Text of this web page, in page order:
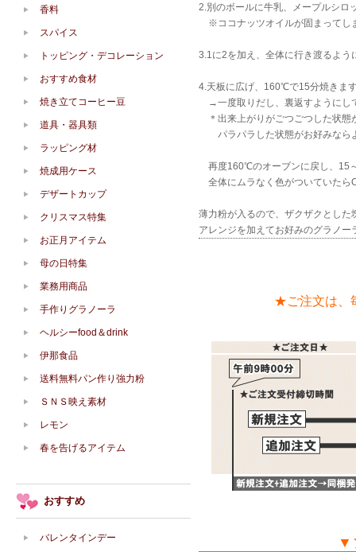
2.別のボールに牛乳、メープルシロ
※ココナッツオイルが固まってし
3.1に2を加え、全体に行き渡るよう
4.天板に広げ、160℃で15分焼きま
→一度取りだし、裏返すようにし
＊出来上がりがごつごつした状態
パラパラした状態がお好みなら
再度160℃のオーブンに戻し、15
全体にムラなく色がついていたら
薄力粉が入るので、ザクザクとした
アレンジを加えてお好みのグラノ
★ご注文は、
▼
香料
スパイス
トッピング・デコレーション
おすすめ食材
焼き立てコーヒー豆
道具・器具類
ラッピング材
焼成用ケース
デザートカップ
クリスマス特集
お正月アイテム
母の日特集
業務用商品
手作りグラノーラ
ヘルシーfood＆drink
伊那食品
送料無料パン作り強力粉
ＳＮＳ映え素材
レモン
春を告げるアイテム
おすすめ
バレンタインデー